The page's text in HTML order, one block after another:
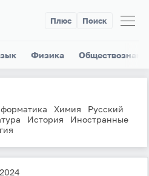
Плюс Поиск
Физика
Химия
Русский
История
Иностранные